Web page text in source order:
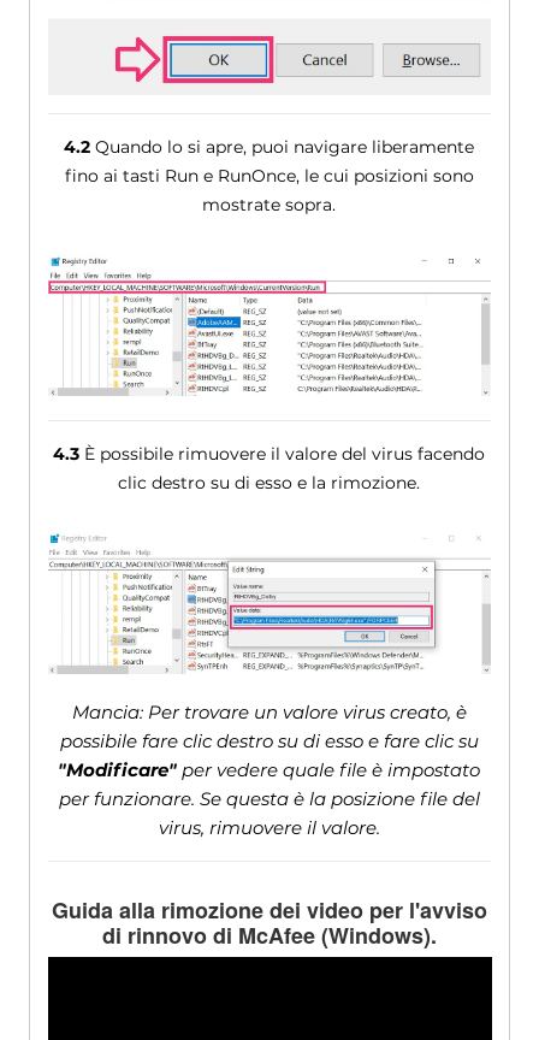
4.2 Quando lo si apre, puoi navigare liberamente
fino ai tasti Run e RunOnce, le cui posizioni sono
mostrate sopra.
4.3 È possibile rimuovere il valore del virus facendo
clic destro su di esso e la rimozione.
Mancia: Per trovare un valore virus creato, è
possibile fare clic destro su di esso e fare clic su
"Modificare" per vedere quale file è impostato
per funzionare. Se questa è la posizione file del
virus, rimuovere il valore.
Guida alla rimozione dei video per l'avviso
di rinnovo di McAfee (Windows).